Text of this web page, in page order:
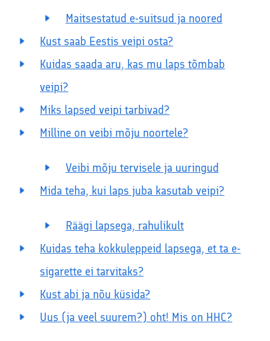
Maitsestatud e-suitsud ja noored
Kust saab Eestis veipi osta?
Kuidas saada aru, kas mu laps tõmbab
veipi?
Miks lapsed veipi tarbivad?
Milline on veibi mõju noortele?
Veibi mõju tervisele ja uuringud
Mida teha, kui laps juba kasutab veipi?
Räägi lapsega, rahulikult
Kuidas teha kokkuleppeid lapsega, et ta e-
sigarette ei tarvitaks?
Kust abi ja nõu küsida?
Uus (ja veel suurem?) oht! Mis on HHC?